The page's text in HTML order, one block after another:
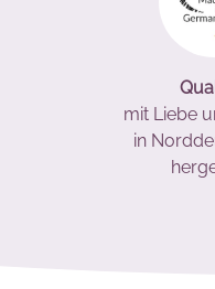
mit Liebe
in